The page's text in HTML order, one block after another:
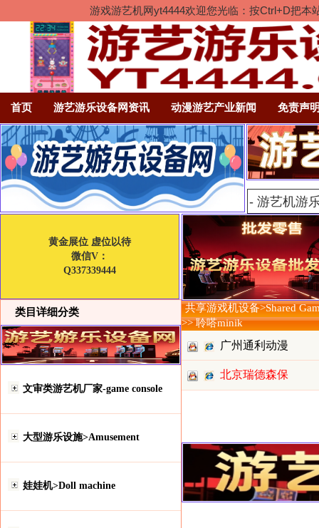
游戏游艺机网yt4444欢迎您光临：按Ctrl+D把
首页 游艺游乐设备网资讯 动漫游艺产业新闻 免责声
黄金展位 虚位以待
微信V：
Q337339444
类目详细分类
文审类游艺机厂家-game console
大型游乐设施>Amusement
娃娃机>Doll machine
共享游戏机设备>Shared
>> 聆嗒minik
广州通利动漫
科技有限北京瑞德森保